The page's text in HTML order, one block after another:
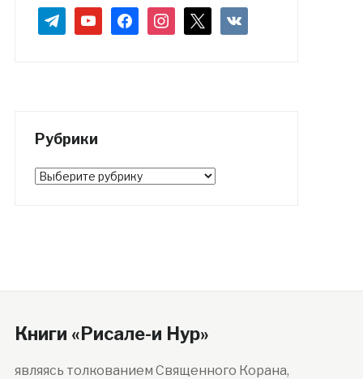
telegramyoutubefacebookinstagram vkontakte
Рубрики
Рубрики
Книги «Рисале-и Нур»
являясь толкованием Священного Корана,